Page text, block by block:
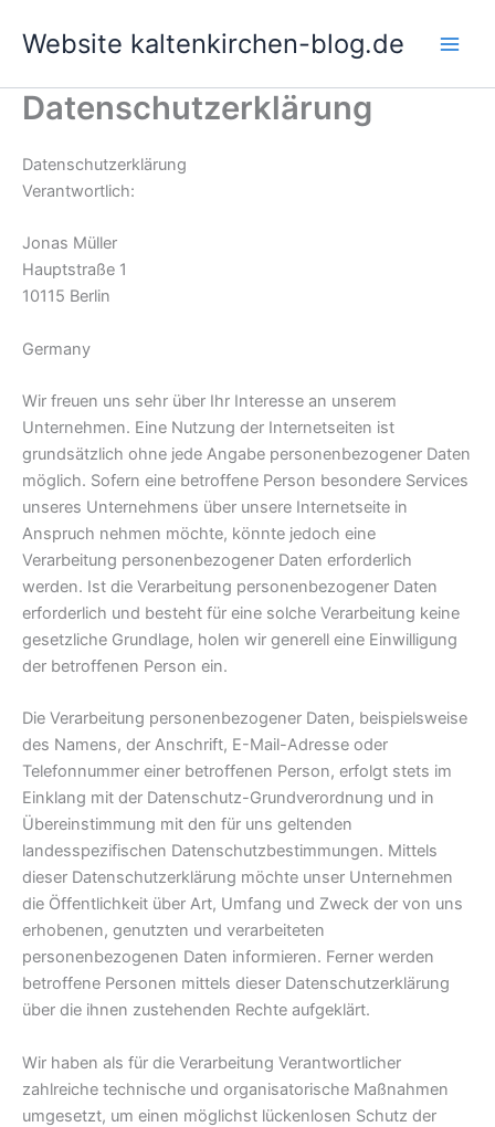
Website kaltenkirchen-blog.de
Datenschutzerklärung
Datenschutzerklärung
Verantwortlich:
Jonas Müller
Hauptstraße 1
10115 Berlin
Germany
Wir freuen uns sehr über Ihr Interesse an unserem
Unternehmen. Eine Nutzung der Internetseiten ist
grundsätzlich ohne jede Angabe personenbezogener Daten
möglich. Sofern eine betroffene Person besondere Services
unseres Unternehmens über unsere Internetseite in
Anspruch nehmen möchte, könnte jedoch eine
Verarbeitung personenbezogener Daten erforderlich
werden. Ist die Verarbeitung personenbezogener Daten
erforderlich und besteht für eine solche Verarbeitung keine
gesetzliche Grundlage, holen wir generell eine Einwilligung
der betroffenen Person ein.
Die Verarbeitung personenbezogener Daten, beispielsweise
des Namens, der Anschrift, E-Mail-Adresse oder
Telefonnummer einer betroffenen Person, erfolgt stets im
Einklang mit der Datenschutz-Grundverordnung und in
Übereinstimmung mit den für uns geltenden
landesspezifischen Datenschutzbestimmungen. Mittels
dieser Datenschutzerklärung möchte unser Unternehmen
die Öffentlichkeit über Art, Umfang und Zweck der von uns
erhobenen, genutzten und verarbeiteten
personenbezogenen Daten informieren. Ferner werden
betroffene Personen mittels dieser Datenschutzerklärung
über die ihnen zustehenden Rechte aufgeklärt.
Wir haben als für die Verarbeitung Verantwortlicher
zahlreiche technische und organisatorische Maßnahmen
umgesetzt, um einen möglichst lückenlosen Schutz der